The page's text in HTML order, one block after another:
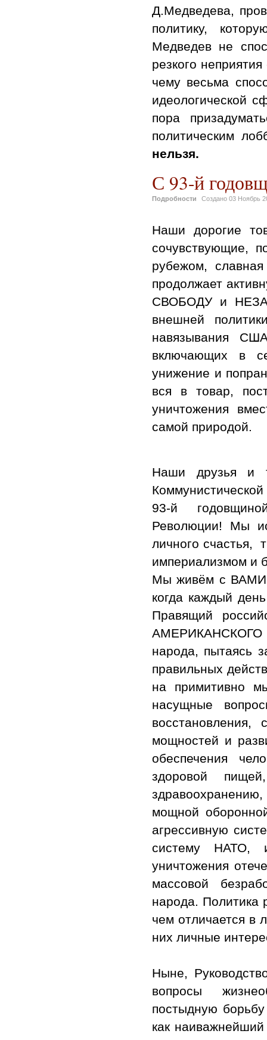
Д.Медведева,
политику,
Медведев не
резкого
чему весьма
идеологической
пора
политическим
нельзя.
С 93-й
Подробности Создано 03 Ноябрь
Наши дорогие
сочувствующие,
рубежом,
продолжает
СВОБОДУ и
внешней
навязывания
включающих в
унижение и
вся в товар,
уничтожения
самой природой.
Наши друзья и
93-й
Революции! Мы
личного счастья,
империализмом и
Мы живём с ВАМИ
когда каждый
Правящий
АМЕРИКАНСКОГО
народа, пытаясь
правильных
на примитивно
насущные
восстановления,
мощностей и
обеспечения
здоровой
мощной
агрессивную
систему НАТО,
уничтожения
массовой
народа. Политика
чем отличается в
них личные
Ныне,
вопросы
постыдную
как наиважнейший